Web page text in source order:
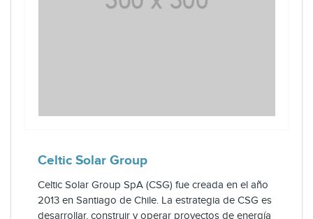
Celtic Solar Group
Celtic Solar Group SpA (CSG) fue creada en el año
2013 en Santiago de Chile. La estrategia de CSG es
desarrollar, construir y operar proyectos de energía